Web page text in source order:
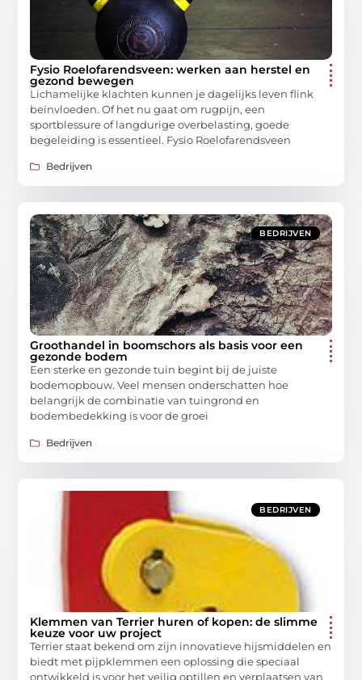
Fysio Roelofarendsveen: werken aan herstel en
gezond bewegen
Lichamelijke klachten kunnen je dagelijks leven flink
beïnvloeden. Of het nu gaat om rugpijn, een
sportblessure of langdurige overbelasting, goede
begeleiding is essentieel. Fysio Roelofarendsveen
Bedrijven
BEDRIJVEN
Groothandel in boomschors als basis voor een
gezonde bodem
Een sterke en gezonde tuin begint bij de juiste
bodemopbouw. Veel mensen onderschatten hoe
belangrijk de combinatie van tuingrond en
bodembedekking is voor de groei
Bedrijven
BEDRIJVEN
Klemmen van Terrier huren of kopen: de slimme
keuze voor uw project
Terrier staat bekend om zijn innovatieve hijsmiddelen en
biedt met pijpklemmen een oplossing die speciaal
ontwikkeld is voor het veilig optillen en verplaatsen van